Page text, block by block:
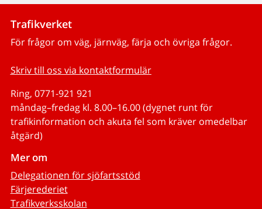
Trafikverket
För frågor om väg, järnväg, färja och övriga frågor.
Skriv till oss via kontaktformulär
Ring, 0771-921 921
måndag–fredag kl. 8.00–16.00 (dygnet runt för
trafikinformation och akuta fel som kräver omedelbar
åtgärd)
Mer om
Delegationen för sjöfartsstöd
Färjerederiet
Trafikverksskolan